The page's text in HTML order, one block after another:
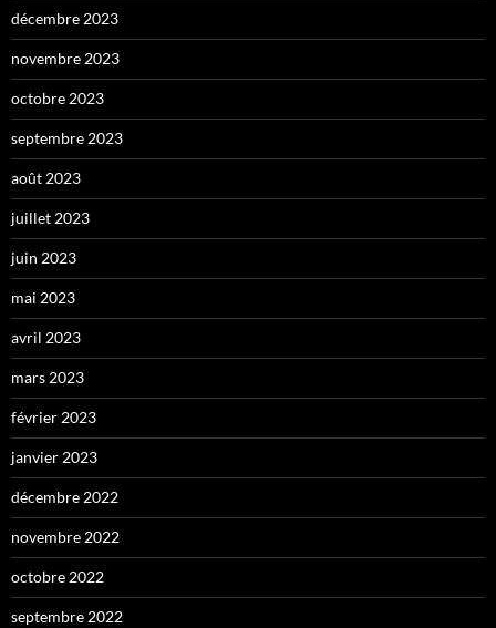
décembre 2023
novembre 2023
octobre 2023
septembre 2023
août 2023
juillet 2023
juin 2023
mai 2023
avril 2023
mars 2023
février 2023
janvier 2023
décembre 2022
novembre 2022
octobre 2022
septembre 2022